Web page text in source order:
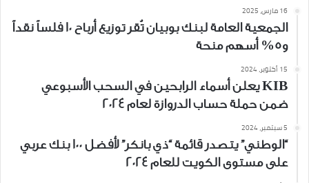
16 مارس، 2025
الجمعية العامة لبنك بوبيان تُقر توزيع أرباح 10 فلساً نقداً
و5% أسهم منحة
15 أكتوبر، 2024
KIB يعلن أسماء الرابحين في السحب الأسبوعي
ضمن حملة حساب الدروازة لعام 2024
5 سبتمبر، 2024
“الوطني” يتصدر قائمة “ذي بانكر” لأفضل 100 بنك عربي
على مستوى الكويت للعام 2024